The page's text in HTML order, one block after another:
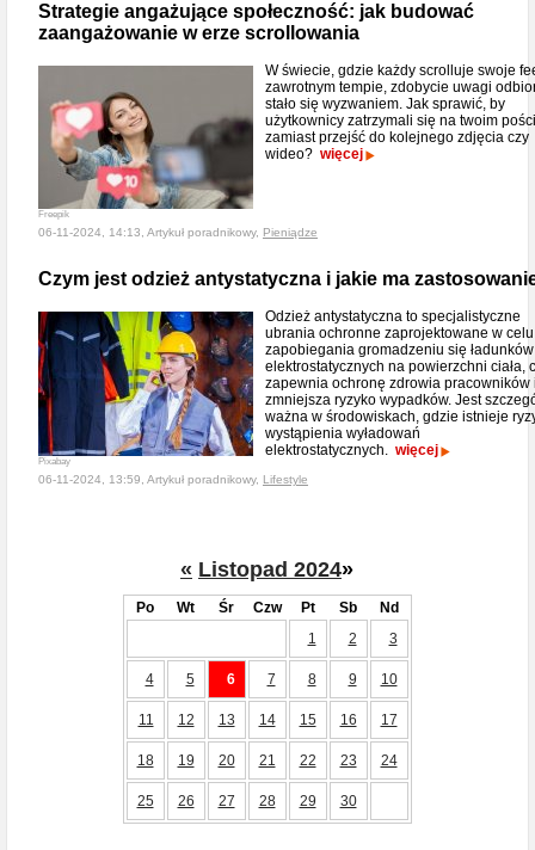
Strategie angażujące społeczność: jak budować
zaangażowanie w erze scrollowania
Freepik
W świecie, gdzie każdy scrolluje swoje
zawrotnym tempie, zdobycie uwagi
stało się wyzwaniem. Jak sprawić, by
użytkownicy zatrzymali się na twoim
zamiast przejść do kolejnego zdjęcia czy
wideo? więcej
06-11-2024, 14:13, Artykuł poradnikowy, Pieniądze
Czym jest odzież antystatyczna i jakie ma
Pixabay
Odzież antystatyczna to specjalistyczne
ubrania ochronne zaprojektowane w celu
zapobiegania gromadzeniu się ładunków
elektrostatycznych na powierzchni ciała,
zapewnia ochronę zdrowia pracowników
zmniejsza ryzyko wypadków. Jest
ważna w środowiskach, gdzie istnieje
wystąpienia wyładowań
elektrostatycznych. więcej
06-11-2024, 13:59, Artykuł poradnikowy, Lifestyle
« Listopad 2024»
Po Wt Śr Czw Pt Sb
Nd
1
2 3
4 5 6 7 8 9 10
11 12 13 14 15 16 17
18 19 20 21 22 23 24
25 26 27 28 29 30